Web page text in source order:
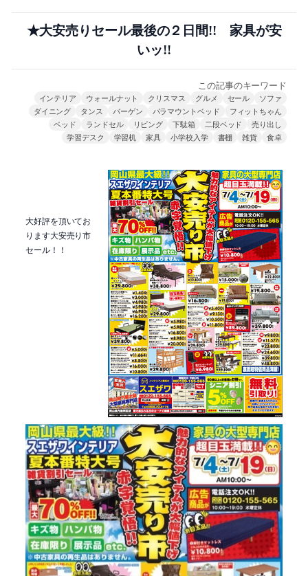
★大安売りセール最後の２日間!! 家具が安
いッ!!
この記事のキーワード
インテリア ウォールナット クリスマス グルメ セール
ソファ
ダイニング
タンス バーゲン パラマウントベッド
フィットちゃん
ベッド
ランドセル リビング 下駄箱 二段ベッド
売り出し
学習デスク
学習机 家具 小学校入学 書棚 雑貨 食卓
大好評を頂いてお
ります大安売り市
セール！！